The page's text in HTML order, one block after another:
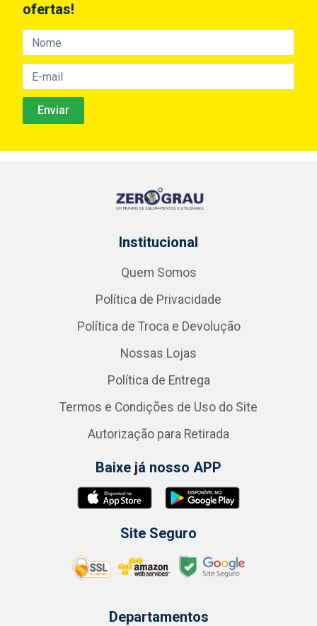
ofertas!
Institucional
Quem Somos
Política de Privacidade
Política de Troca e Devolução
Nossas Lojas
Política de Entrega
Termos e Condições de Uso do Site
Autorização para Retirada
Baixe já nosso APP
Site Seguro
Departamentos